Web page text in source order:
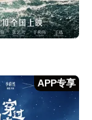
APP专享